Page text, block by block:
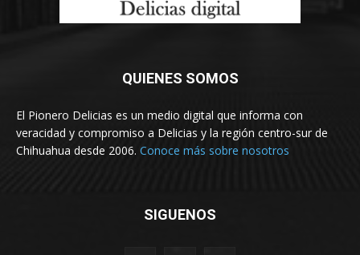
QUIENES SOMOS
El Pionero Delicias es un medio digital que informa con
veracidad y compromiso a Delicias y la región centro-sur de
Chihuahua desde 2006. Conoce más sobre nosotros
SIGUENOS